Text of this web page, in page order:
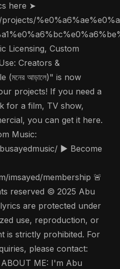
here ➤
Licensing, Custom
Creators &
আড়ালে)" is now
projects! If you need a
for a film, TV show,
you can get it here.
Music:
▶️ Become
imsayed/membership 🚨
reserved © 2025 Abu
are protected under
use, reproduction, or
is strictly prohibited. For
please contact:
ABOUT ME: I'm Abu